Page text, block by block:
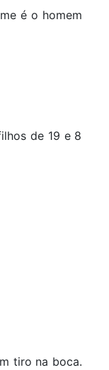
é o homem
de 19 e 8
tiro na boca.